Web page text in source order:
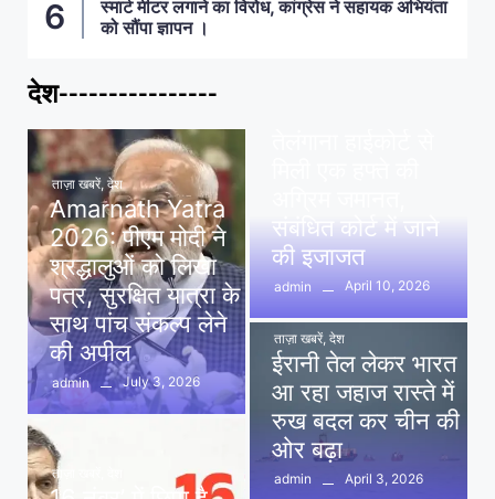
स्मार्ट मीटर लगाने का विरोध, कांग्रेस ने सहायक अभियंता
को सौंपा ज्ञापन ।
देश----------------
ताज़ा खबरें, देश
Amarnath Yatra
2026: पीएम मोदी ने
श्रद्धालुओं को लिखा
पत्र, सुरक्षित यात्रा के
साथ पांच संकल्प लेने
की अपील
admin July 3, 2026
ताज़ा खबरें
संबंधित कोर्ट में जाने
की इजाजत
admin April 10, 2026
ताज़ा खबरें, देश
ईरानी तेल लेकर भारत
आ रहा जहाज रास्ते में
रुख बदल कर चीन की
ओर बढ़ा
admin
April 3, 2026